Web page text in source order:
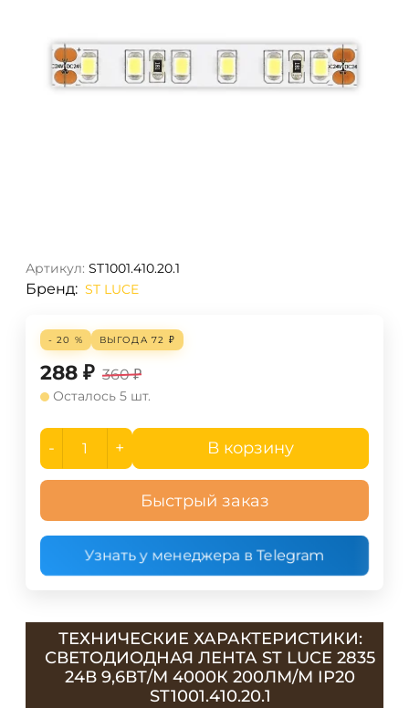
Артикул: ST1001.410.20.1
Бренд: ST LUCE
- 20 % ВЫГОДА 72 ₽
288 ₽ 360 ₽
Осталось 5 шт.
- + В корзину
Быстрый заказ
Узнать у менеджера в Telegram
ТЕХНИЧЕСКИЕ ХАРАКТЕРИСТИКИ:
СВЕТОДИОДНАЯ ЛЕНТА ST LUCE 2835
24В 9,6ВТ/М 4000К 200ЛМ/М IP20
ST1001.410.20.1